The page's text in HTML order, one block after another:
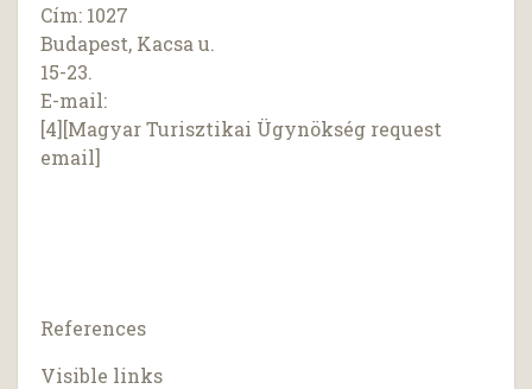
Cím: 1027
Budapest, Kacsa u.
15-23.
E-mail:
[4][Magyar Turisztikai Ügynökség request
email]
References
Visible links